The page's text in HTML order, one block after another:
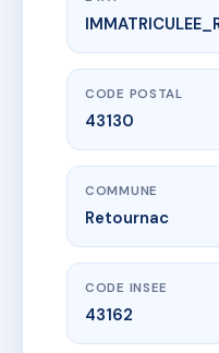
sdc le
37 Rue Bertrand de
CODE POSTAL
43130
COMMUNE
Retournac
CODE INSEE
43162